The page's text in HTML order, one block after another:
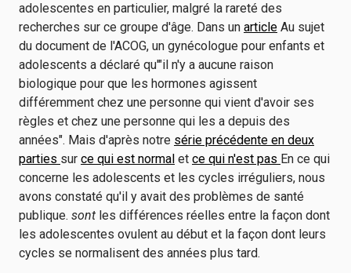
adolescentes en particulier, malgré la rareté des
recherches sur ce groupe d'âge. Dans un article Au sujet
du document de l'ACOG, un gynécologue pour enfants et
adolescents a déclaré qu'"il n'y a aucune raison
biologique pour que les hormones agissent
différemment chez une personne qui vient d'avoir ses
règles et chez une personne qui les a depuis des
années". Mais d'après notre série précédente en deux
parties sur ce qui est normal et ce qui n'est pas En ce qui
concerne les adolescents et les cycles irréguliers, nous
avons constaté qu'il y avait des problèmes de santé
publique. sont les différences réelles entre la façon dont
les adolescentes ovulent au début et la façon dont leurs
cycles se normalisent des années plus tard.